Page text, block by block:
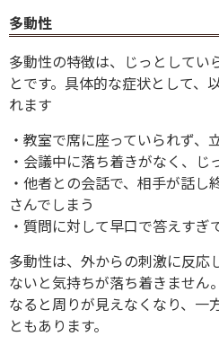
多動性
多動性の特徴は、じっとしてい
とです。具体的な症状として、
れます
・教室で席に座っていられず、
・会議中に落ち着きがなく、じ
・他者との会話で、相手が話し
さんでしまう
・質問に対して早口で答えすぎ
多動性は、外からの刺激に反応
ないと気持ちが落ち着きません
なると周りが見えなくなり、一
ともあります。